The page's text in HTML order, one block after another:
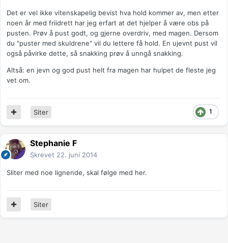
Det er vel ikke vitenskapelig bevist hva hold kommer av, men etter
noen år med friidrett har jeg erfart at det hjelper å være obs på
pusten. Prøv å pust godt, og gjerne overdriv, med magen. Dersom
du "puster med skuldrene" vil du lettere få hold. En ujevnt pust vil
også påvirke dette, så snakking prøv å unngå snakking.
Altså: en jevn og god pust helt fra magen har hulpet de fleste jeg
vet om.
1
Siter
Stephanie F
Skrevet 22. juni 2014
Sliter med noe lignende, skal følge med her.
Siter